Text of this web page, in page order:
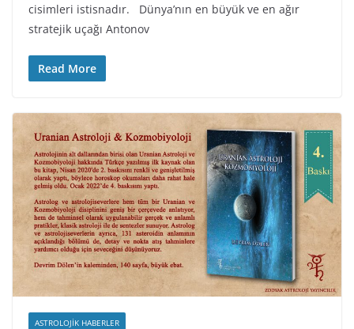
cisimleri istisnadır. Dünya’nın en büyük ve en ağır
stratejik uçağı Antonov
Read More
ASTROLOJIK HABERLER